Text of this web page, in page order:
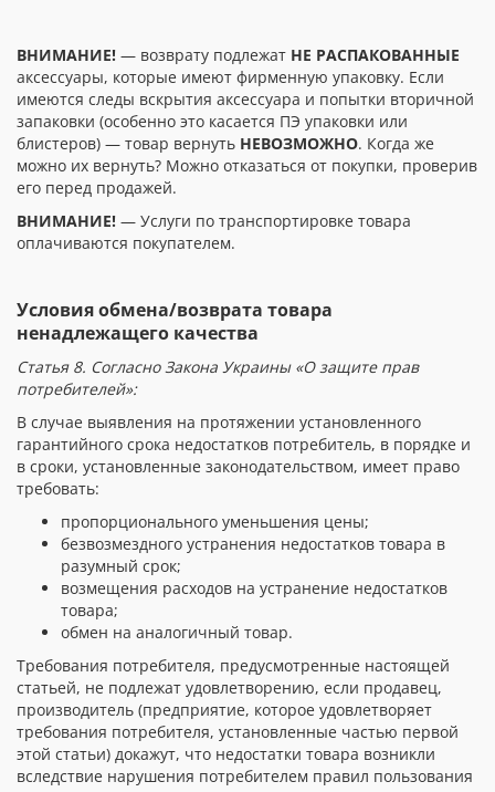
ВНИМАНИЕ! — возврату подлежат НЕ РАСПАКОВАННЫЕ
аксессуары, которые имеют фирменную упаковку. Если
имеются следы вскрытия аксессуара и попытки вторичной
запаковки (особенно это касается ПЭ упаковки или
блистеров) — товар вернуть НЕВОЗМОЖНО. Когда же
можно их вернуть? Можно отказаться от покупки, проверив
его перед продажей.
ВНИМАНИЕ! — Услуги по транспортировке товара
оплачиваются покупателем.
Условия обмена/возврата товара
ненадлежащего качества
Статья 8. Согласно Закона Украины «О защите прав
потребителей»:
В случае выявления на протяжении установленного
гарантийного срока недостатков потребитель, в порядке и
в сроки, установленные законодательством, имеет право
требовать:
пропорционального уменьшения цены;
безвозмездного устранения недостатков товара в
разумный срок;
возмещения расходов на устранение недостатков
товара;
обмен на аналогичный товар.
Требования потребителя, предусмотренные настоящей
статьей, не подлежат удовлетворению, если продавец,
производитель (предприятие, которое удовлетворяет
требования потребителя, установленные частью первой
этой статьи) докажут, что недостатки товара возникли
вследствие нарушения потребителем правил пользования